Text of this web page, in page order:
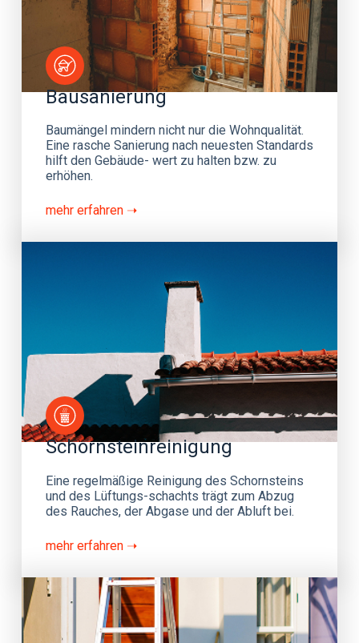
Bausanierung
Baumängel mindern nicht nur die Wohnqualität.
Eine rasche Sanierung nach neuesten Standards
hilft den Gebäude- wert zu halten bzw. zu
erhöhen.
mehr erfahren ➝
Schornsteinreinigung
Eine regelmäßige Reinigung des Schornsteins
und des Lüftungs-schachts trägt zum Abzug
des Rauches, der Abgase und der Abluft bei.
mehr erfahren ➝